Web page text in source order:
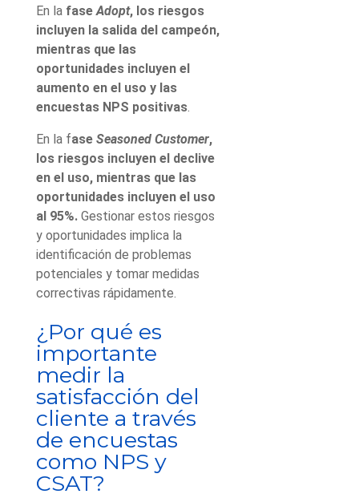
En la faseAdopt, los riesgos
incluyen la salida del campeón,
mientras que las
oportunidades incluyen el
aumento en el uso y las
encuestas NPS positivas.
En la fase Seasoned Customer,
los riesgos incluyen el declive
en el uso, mientras que las
oportunidades incluyen el uso
al 95%. Gestionar estos riesgos
y oportunidades implica la
identificación de problemas
potenciales y tomar medidas
correctivas rápidamente.
¿Por qué es
importante
medir la
satisfacción del
cliente a través
de encuestas
como NPS y
CSAT?